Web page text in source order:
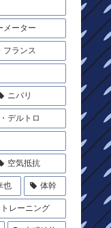
メーター
フランス
ニバリ
デルトロ
空気抵抗
也 体幹
レーニング